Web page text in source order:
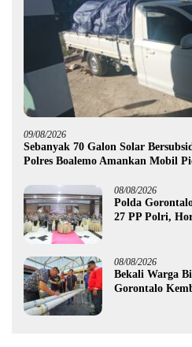
09/08/2026
Sebanyak 70 Galon Solar
Polres Boalemo Amankan Mobil
08/08/2026
Polda
27 PP Polri,
08/08/2026
Bekali Warga
Gorontalo